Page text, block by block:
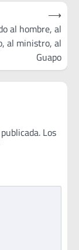
al hombre, al
al ministro, al
Guapo
⟶
Los